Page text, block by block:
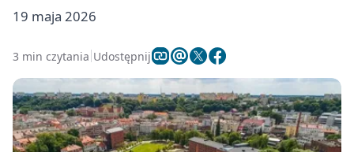
19 maja 2026
3 min czytania Udostępnij